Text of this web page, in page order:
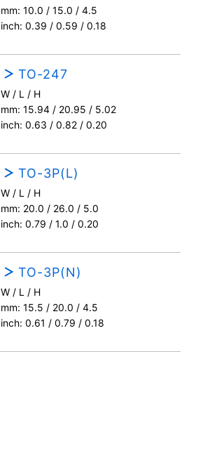
mm: 10.0 / 15.0 / 4.5
inch: 0.39 / 0.59 / 0.18
TO-247
W / L / H
mm: 15.94 / 20.95 / 5.02
inch: 0.63 / 0.82 / 0.20
TO-3P(L)
W / L / H
mm: 20.0 / 26.0 / 5.0
inch: 0.79 / 1.0 / 0.20
TO-3P(N)
W / L / H
mm: 15.5 / 20.0 / 4.5
inch: 0.61 / 0.79 / 0.18